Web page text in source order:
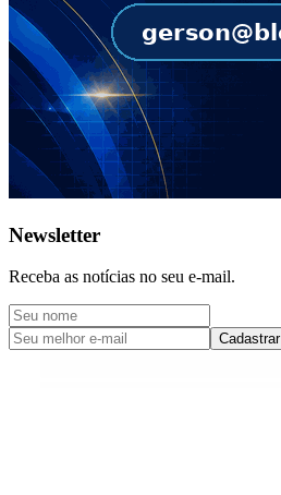
Newsletter
Receba as notícias no seu e-mail.
Cadastrar